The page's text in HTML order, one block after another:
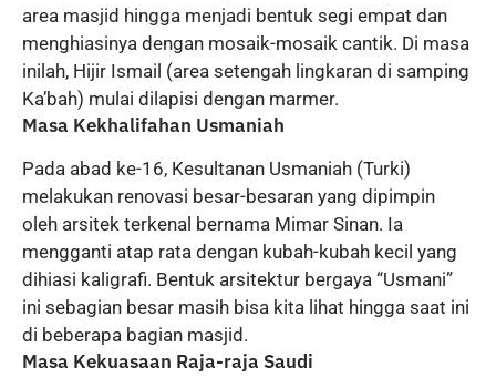
area masjid hingga menjadi bentuk segi empat dan
menghiasinya dengan mosaik-mosaik cantik. Di masa
inilah, Hijir Ismail (area setengah lingkaran di samping
Ka’bah) mulai dilapisi dengan marmer.
Masa Kekhalifahan Usmaniah
Pada abad ke-16, Kesultanan Usmaniah (Turki)
melakukan renovasi besar-besaran yang dipimpin
oleh arsitek terkenal bernama Mimar Sinan. Ia
mengganti atap rata dengan kubah-kubah kecil yang
dihiasi kaligrafi. Bentuk arsitektur bergaya “Usmani”
ini sebagian besar masih bisa kita lihat hingga saat ini
di beberapa bagian masjid.
Masa Kekuasaan Raja-raja Saudi